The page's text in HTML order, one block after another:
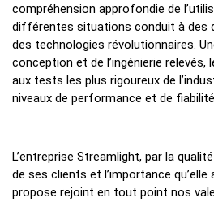
compréhension approfondie de
différentes situations conduit à des
des technologies révolutionnaires.
conception et de l’ingénierie
aux tests les plus rigoureux de
niveaux de performance et de
L’entreprise Streamlight, par la
de ses clients et l’importance qu’elle
propose rejoint en tout point nos